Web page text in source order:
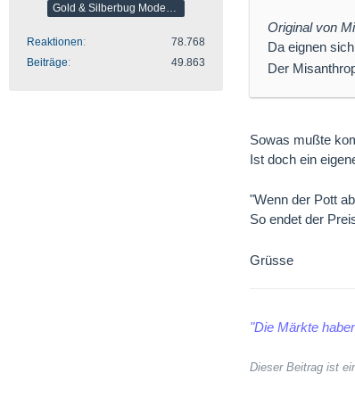
Reaktionen
78.768
Beiträge
49.863
Original von
Da eignen
Der
Sowas mußte
Ist doch ein
"Wenn der Pott
So endet der
Grüsse
"Die Märkte
Dieser Beitrag ist